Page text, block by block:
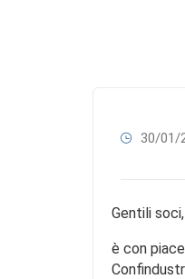
30/01/
Gentili soci,
è con